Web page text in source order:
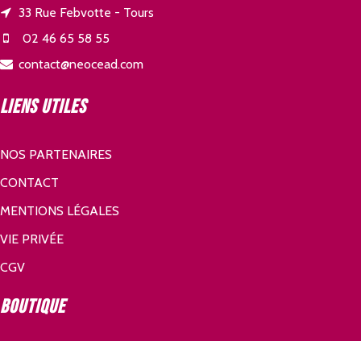
33 Rue Febvotte - Tours
02 46 65 58 55
contact@neocead.com
Liens utiles
NOS PARTENAIRES
CONTACT
MENTIONS LÉGALES
VIE PRIVÉE
CGV
Boutique